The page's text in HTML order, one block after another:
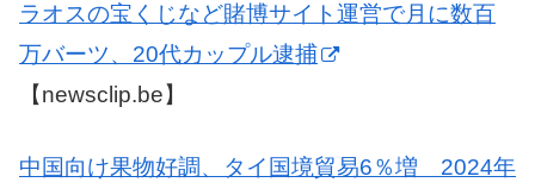
ラオスの宝くじなど賭博サイト運営で月に数百
万バーツ、20代カップル逮捕
【newsclip.be】
中国向け果物好調、タイ国境貿易6％増 2024年